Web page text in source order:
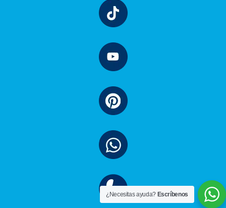
¿Necesitas ayuda?Escríbenos